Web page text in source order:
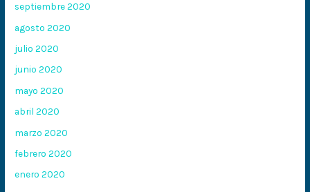
septiembre 2020
agosto 2020
julio 2020
junio 2020
mayo 2020
abril 2020
marzo 2020
febrero 2020
enero 2020